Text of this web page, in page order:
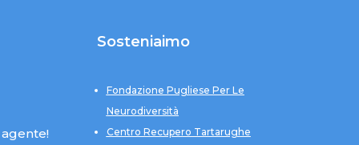
Sosteniaimo
Fondazione Pugliese Per Le
Neurodiversità
Centro Recupero Tartarughe